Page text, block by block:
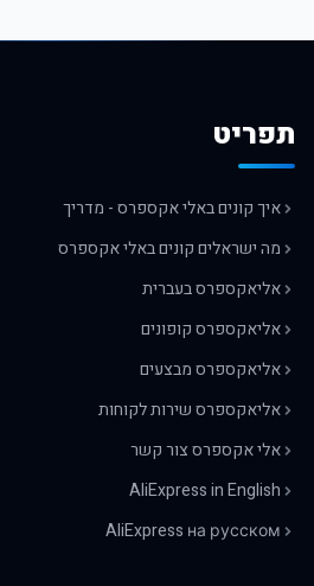
תפריט
איך קונים באלי אקספרס - מדריך
מה ישראלים קונים באלי אקספרס
אליאקספרס בעברית
אליאקספרס קופונים
אליאקספרס מבצעים
אליאקספרס שירות לקוחות
אלי אקספרס צור קשר
AliExpress in English
AliExpress на русском